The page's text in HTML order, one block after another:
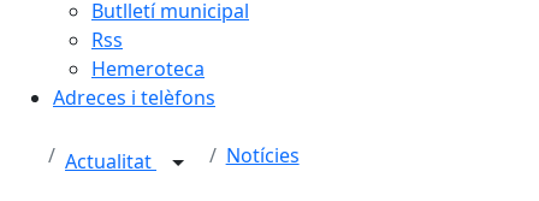
Butlletí municipal
Rss
Hemeroteca
Adreces i telèfons
Actualitat Notícies